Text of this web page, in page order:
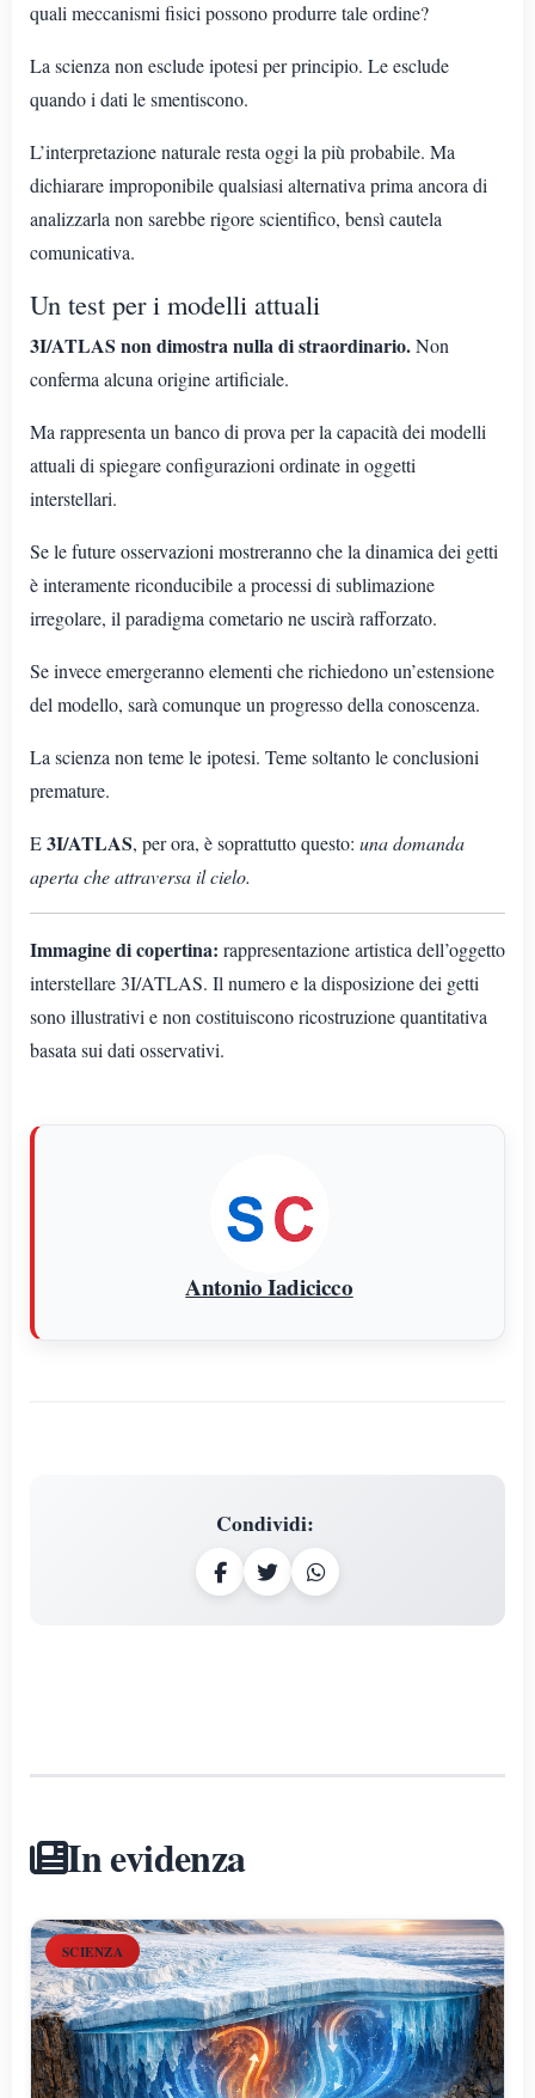
quali meccanismi fisici possono produrre tale ordine?
La scienza non esclude ipotesi per principio. Le esclude
quando i dati le smentiscono.
L’interpretazione naturale resta oggi la più probabile. Ma
dichiarare improponibile qualsiasi alternativa prima ancora di
analizzarla non sarebbe rigore scientifico, bensì cautela
comunicativa.
Un test per i modelli attuali
3I/ATLAS non dimostra nulla di straordinario.Non
conferma alcuna origine artificiale.
Ma rappresenta un banco di prova per la capacità dei modelli
attuali di spiegare configurazioni ordinate in oggetti
interstellari.
Se le future osservazioni mostreranno che la dinamica dei getti
è interamente riconducibile a processi di sublimazione
irregolare, il paradigma cometario ne uscirà rafforzato.
Se invece emergeranno elementi che richiedono un’estensione
del modello, sarà comunque un progresso della conoscenza.
La scienza non teme le ipotesi. Teme soltanto le conclusioni
premature.
E3I/ATLAS, per ora, è soprattutto questo: una domanda
aperta che attraversa il cielo.
Immagine di copertina: rappresentazione artistica dell’oggetto
interstellare 3I/ATLAS. Il numero e la disposizione dei getti
sono illustrativi e non costituiscono ricostruzione quantitativa
basata sui dati osservativi.
Antonio Iadicicco
Condividi:
In evidenza
SCIENZA